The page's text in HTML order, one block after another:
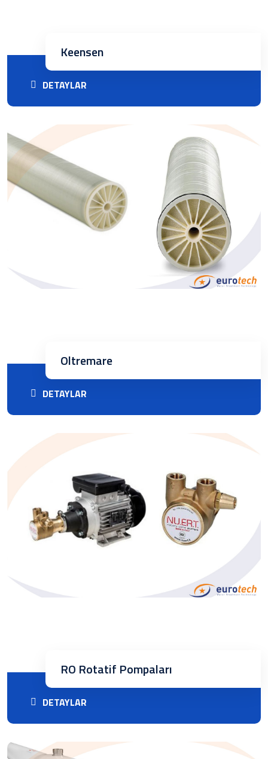
DETAYLAR
Keensen
DETAYLAR
Oltremare
DETAYLAR
RO Rotatif Pompaları